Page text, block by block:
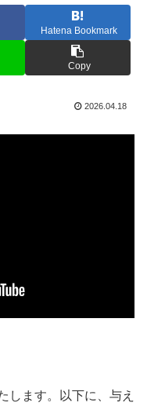
Hatena Bookmark
Copy
2026.04.18
します。以下に、与え